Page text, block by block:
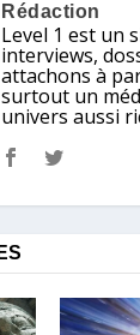
Rédaction
Level 1 est un
interviews,
attachons à
surtout un
univers aussi